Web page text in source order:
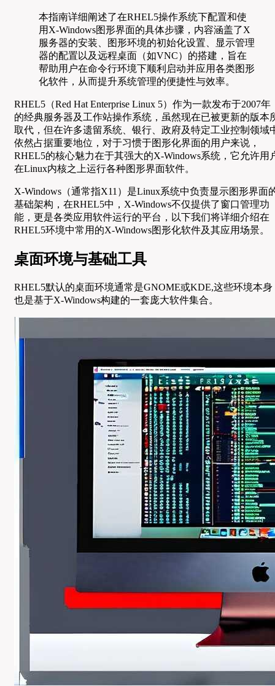
本指南详细阐述了在RHEL5操作系统下配置和使
用X-Windows图形界面的具体步骤，内容涵盖了X
服务器的安装、图形环境的初始化设置、显示管理
器的配置以及远程桌面（如VNC）的搭建，旨在
帮助用户在命令行环境下顺利启动并应用各类图形
化软件，从而提升系统管理的便捷性与效率。
RHEL5（Red Hat Enterprise Linux 5）作为一款发布于2007年
的经典服务器及工作站操作系统，虽然现在已被更新的版本
取代，但在许多遗留系统、银行、政府及特定工业控制领域
依然占据重要地位，对于习惯于图形化界面的用户来说，
RHEL5的核心魅力在于其强大的X-Windows系统，它允许用
在Linux内核之上运行各种图形界面软件。
X-Windows（通常指X11）是Linux系统中负责显示图形界面
基础架构，在RHEL5中，X-Windows不仅提供了窗口管理功
能，更是各类应用软件运行的平台，以下我们将详细介绍在
RHEL5环境中常用的X-Windows图形化软件及其应用场景。
桌面环境与基础工具
RHEL5默认的桌面环境通常是GNOME或KDE,这些环境本身
也是基于X-Windows构建的一套庞大软件集合。